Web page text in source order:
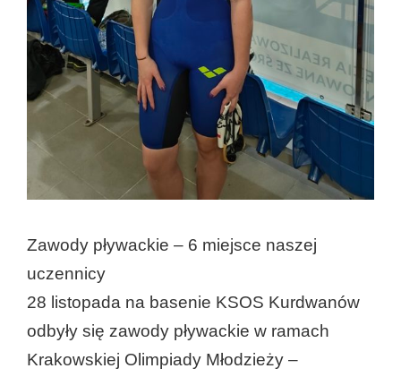
Zawody pływackie – 6 miejsce naszej
uczennicy
28 listopada na basenie KSOS Kurdwanów
odbyły się zawody pływackie w ramach
Krakowskiej Olimpiady Młodzieży –